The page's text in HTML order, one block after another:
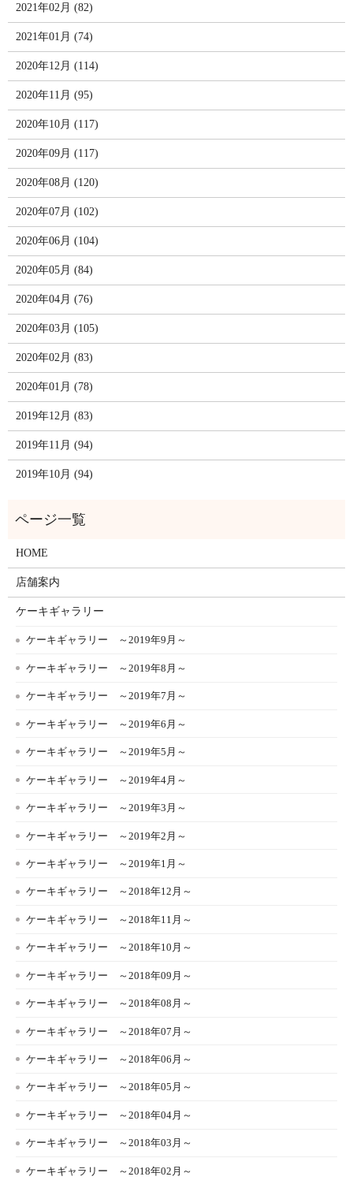
2021年02月 (82)
2021年01月 (74)
2020年12月 (114)
2020年11月 (95)
2020年10月 (117)
2020年09月 (117)
2020年08月 (120)
2020年07月 (102)
2020年06月 (104)
2020年05月 (84)
2020年04月 (76)
2020年03月 (105)
2020年02月 (83)
2020年01月 (78)
2019年12月 (83)
2019年11月 (94)
2019年10月 (94)
HOME
店舗案内
ケーキギャラリー
ケーキギャラリー ～2019年9月～
ケーキギャラリー ～2019年8月～
ケーキギャラリー ～2019年7月～
ケーキギャラリー ～2019年6月～
ケーキギャラリー ～2019年5月～
ケーキギャラリー ～2019年4月～
ケーキギャラリー ～2019年3月～
ケーキギャラリー ～2019年2月～
ケーキギャラリー ～2019年1月～
ケーキギャラリー ～2018年12月～
ケーキギャラリー ～2018年11月～
ケーキギャラリー ～2018年10月～
ケーキギャラリー ～2018年09月～
ケーキギャラリー ～2018年08月～
ケーキギャラリー ～2018年07月～
ケーキギャラリー ～2018年06月～
ケーキギャラリー ～2018年05月～
ケーキギャラリー ～2018年04月～
ケーキギャラリー ～2018年03月～
ケーキギャラリー ～2018年02月～